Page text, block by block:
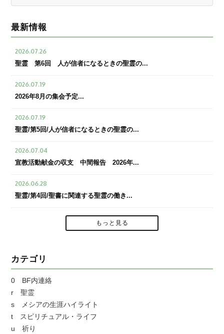
最新情報
2026.07.26
聖霊 第6回 人が信者になるときの聖霊の...
2026.07.19
2026年8月の集会予定...
2026.07.19
聖霊/第5回/人が信者になるときの聖霊の...
2026.07.04
宣教活動献金の収支 中間報告 2026年...
2026.06.28
聖霊/第4回/聖書に関連する聖霊の働き...
もっと見る
カテゴリ
0 BF内連絡
r 聖霊
s メシアの生涯ハイライト
t スピリチュアル・ライフ
u 祈り